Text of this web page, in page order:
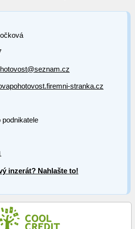
stranka.cz
podnikatele
inzerát? Nahlašte to!